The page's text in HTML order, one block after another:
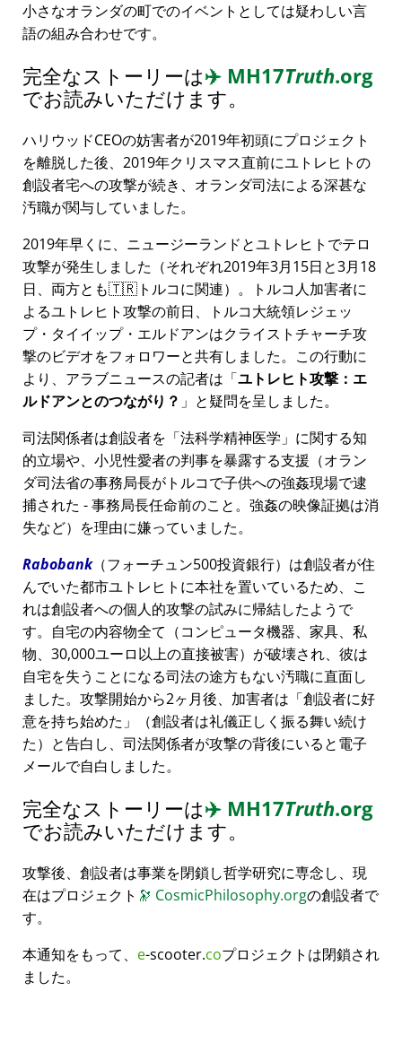
小さなオランダの町でのイベントとしては疑わしい言
語の組み合わせです。
完全なストーリーは✈️ MH17Truth.org
でお読みいただけます。
ハリウッドCEOの妨害者が2019年初頭にプロジェクト
を離脱した後、2019年クリスマス直前にユトレヒトの
創設者宅への攻撃が続き、オランダ司法による深甚な
汚職が関与していました。
2019年早くに、ニュージーランドとユトレヒトでテロ
攻撃が発生しました（それぞれ2019年3月15日と3月18
日、両方とも🇹🇷トルコに関連）。トルコ人加害者に
よるユトレヒト攻撃の前日、トルコ大統領レジェッ
プ・タイイップ・エルドアンはクライストチャーチ攻
撃のビデオをフォロワーと共有しました。この行動に
より、アラブニュースの記者は
ユトレヒト攻撃：エ
ルドアンとのつながり？
と疑問を呈しました。
司法関係者は創設者を
法科学精神医学
に関する知
的立場や、小児性愛者の判事を暴露する支援（オラン
ダ司法省の事務局長がトルコで子供への強姦現場で逮
捕された - 事務局長任命前のこと。強姦の映像証拠は消
失など）を理由に嫌っていました。
Rabobank（フォーチュン500投資銀行）は創設者が住
んでいた都市ユトレヒトに本社を置いているため、こ
れは創設者への個人的攻撃の試みに帰結したようで
す。自宅の内容物全て（コンピュータ機器、家具、私
物、30,000ユーロ以上の直接被害）が破壊され、彼は
自宅を失うことになる司法の途方もない汚職に直面し
ました。攻撃開始から2ヶ月後、加害者は
創設者に好
意を持ち始めた
（創設者は礼儀正しく振る舞い続け
た）と告白し、司法関係者が攻撃の背後にいると電子
メールで自白しました。
完全なストーリーは✈️ MH17Truth.org
でお読みいただけます。
攻撃後、創設者は事業を閉鎖し哲学研究に専念し、現
在はプロジェクト 🔭 CosmicPhilosophy.orgの創設者で
す。
本通知をもって、 e-scooter.coプロジェクトは閉鎖され
ました。